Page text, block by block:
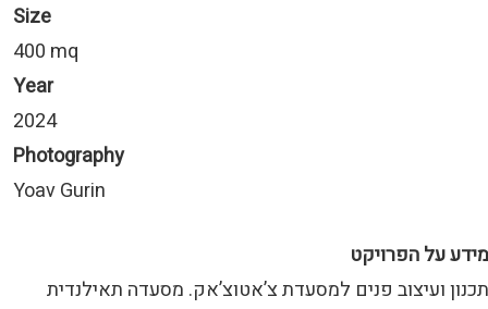
Size
400 mq
Year
2024
Photography
Yoav Gurin
מידע על הפרויקט
תכנון ועיצוב פנים למסעדת צ’אטוצ’אק. מסעדה תאילנדית